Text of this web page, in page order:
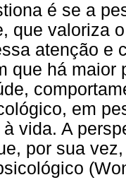
é se a
que valoriza
atenção e
que há
em
vida. A
por sua